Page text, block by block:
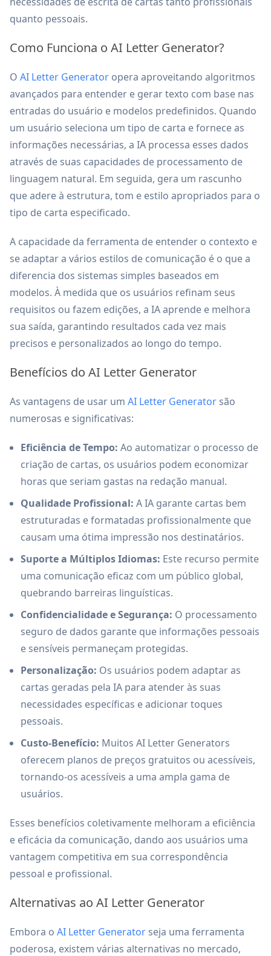
quanto pessoais.
Como Funciona o AI Letter Generator?
O AI Letter Generator opera aproveitando algoritmos
avançados para entender e gerar texto com base nas
entradas do usuário e modelos predefinidos. Quando
um usuário seleciona um tipo de carta e fornece as
informações necessárias, a IA processa esses dados
através de suas capacidades de processamento de
linguagem natural. Em seguida, gera um rascunho
que adere à estrutura, tom e estilo apropriados para o
tipo de carta especificado.
A capacidade da ferramenta de entender o contexto e
se adaptar a vários estilos de comunicação é o que a
diferencia dos sistemas simples baseados em
modelos. À medida que os usuários refinam seus
requisitos ou fazem edições, a IA aprende e melhora
sua saída, garantindo resultados cada vez mais
precisos e personalizados ao longo do tempo.
Benefícios do AI Letter Generator
As vantagens de usar um AI Letter Generator são
numerosas e significativas:
Eficiência de Tempo: Ao automatizar o processo de
criação de cartas, os usuários podem economizar
horas que seriam gastas na redação manual.
Qualidade Profissional: A IA garante cartas bem
estruturadas e formatadas profissionalmente que
causam uma ótima impressão nos destinatários.
Suporte a Múltiplos Idiomas: Este recurso permite
uma comunicação eficaz com um público global,
quebrando barreiras linguísticas.
Confidencialidade e Segurança: O processamento
seguro de dados garante que informações pessoais
e sensíveis permaneçam protegidas.
Personalização: Os usuários podem adaptar as
cartas geradas pela IA para atender às suas
necessidades específicas e adicionar toques
pessoais.
Custo-Benefício: Muitos AI Letter Generators
oferecem planos de preços gratuitos ou acessíveis,
tornando-os acessíveis a uma ampla gama de
usuários.
Esses benefícios coletivamente melhoram a eficiência
e eficácia da comunicação, dando aos usuários uma
vantagem competitiva em sua correspondência
pessoal e profissional.
Alternativas ao AI Letter Generator
Embora o AI Letter Generator seja uma ferramenta
poderosa, existem várias alternativas no mercado,